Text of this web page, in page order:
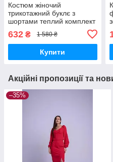
Костюм жіночий
трикотажний буклє з
шортами теплий комплект
632 ₴ 1 580 ₴
Купити
Акційні пропозиції та
–35%